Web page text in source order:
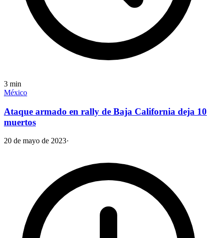
3 min
México
Ataque armado en rally de Baja California deja 10
muertos
20 de mayo de 2023·